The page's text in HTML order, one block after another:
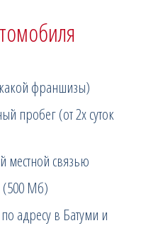
франшизы)
пробег (от 2х суток
местной связью
(500 Мб)
адресу в Батуми и